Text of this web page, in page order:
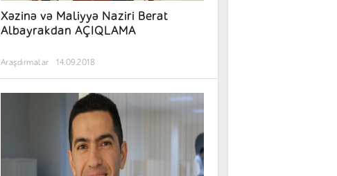
Xəzinə və Maliyyə Naziri Berat
Albayrakdan AÇIQLAMA
Araşdırmalar 14.09.2018